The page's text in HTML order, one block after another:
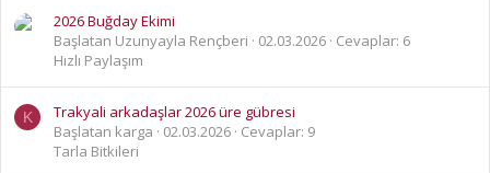
2026 Buğday Ekimi
Başlatan Uzunyayla Rençberi
02.03.2026 Cevaplar: 6
Hızlı Paylaşım
K
Trakyali arkadaşlar 2026 üre gübresi
Başlatan karga
02.03.2026 Cevaplar: 9
Tarla Bitkileri